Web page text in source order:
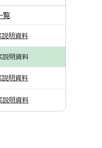
覧
説明資料
説明資料
説明資料
説明資料